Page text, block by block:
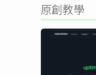
原創教學